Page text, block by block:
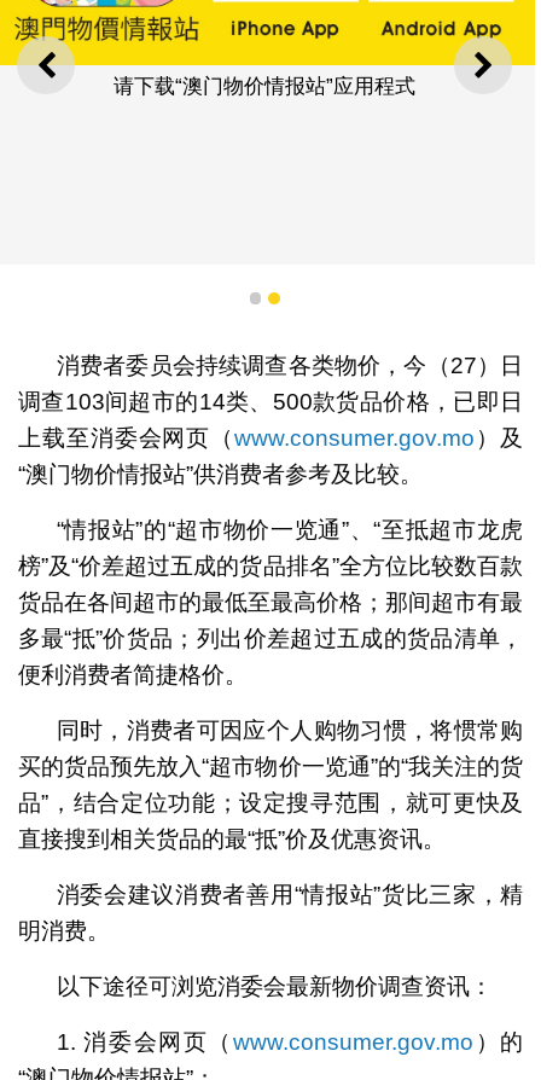
上一则 下一
请下载“澳门物价情报站”应用程式
1 2
消费者委员会持续调查各类物价，今（27）日
调查103间超市的14类、500款货品价格，已即日
上载至消委会网页（www.consumer.gov.mo ）及
“澳门物价情报站”供消费者参考及比较。
“情报站”的“超市物价一览通”、“至抵超市龙虎
榜”及“价差超过五成的货品排名”全方位比较数百款
货品在各间超市的最低至最高价格；那间超市有最
多最“抵”价货品；列出价差超过五成的货品清单，
便利消费者简捷格价。
同时，消费者可因应个人购物习惯，将惯常购
买的货品预先放入“超市物价一览通”的“我关注的货
品”，结合定位功能；设定搜寻范围，就可更快及
直接搜到相关货品的最“抵”价及优惠资讯。
消委会建议消费者善用“情报站”货比三家，精
明消费。
以下途径可浏览消委会最新物价调查资讯：
1. 消委会网页（www.consumer.gov.mo ）的